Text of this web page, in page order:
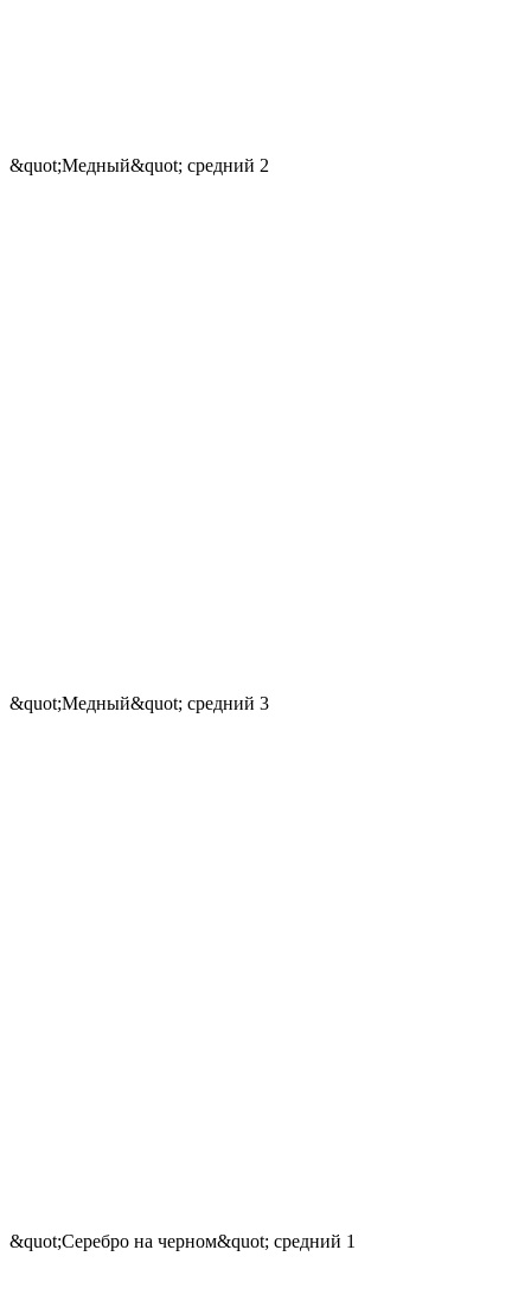
&quot;Медный&quot; средний 2
&quot;Медный&quot; средний 3
&quot;Серебро на черном&quot; средний 1